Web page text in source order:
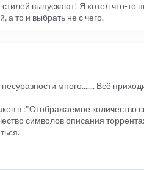
выпускают! Я хотел что-то
а то и выбрать не с чего.
много....... Всё
в :"Отображаемое количество
символов описания